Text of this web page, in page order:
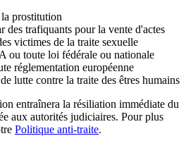
prostitution
des trafiquants pour la vente d'actes
victimes de la traite sexuelle
ou toute loi fédérale ou nationale
réglementation européenne
lutte contre la traite des êtres humains
entraînera la résiliation immédiate du
aux autorités judiciaires. Pour plus
Politique anti-traite.